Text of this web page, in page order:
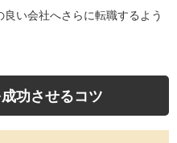
い会社へさらに転職するよう
功させるコツ